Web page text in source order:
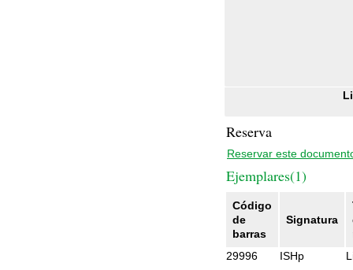
Reserva
Reservar este
Ejemplares(1)
Código
de
barras
Signatura
29996
ISHp